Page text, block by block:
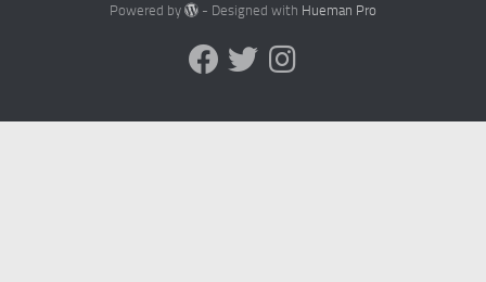
Powered by - Designed with Hueman Pro